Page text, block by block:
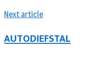
Next article
AUTODIEFSTAL